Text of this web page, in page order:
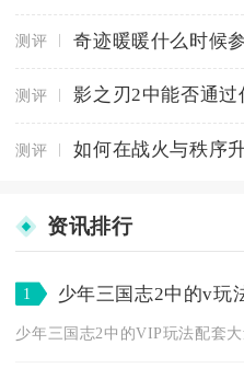
测评 奇迹暖暖什么时候
测评 影之刃2中能否通
测评
资讯排行
1 少年三国志2中的v玩